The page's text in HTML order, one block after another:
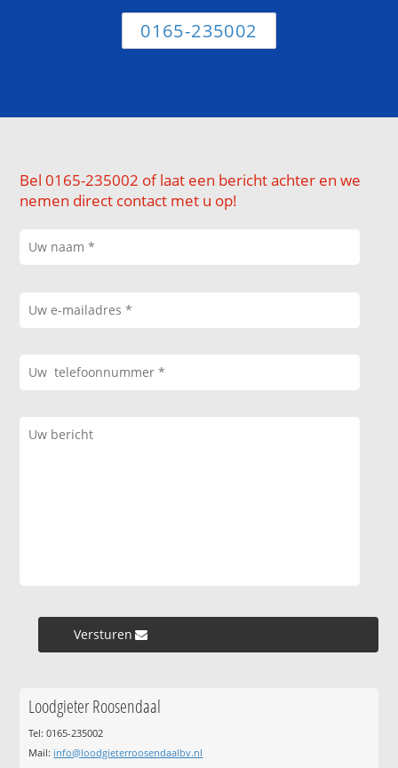
0165-235002
Bel 0165-235002 of laat een bericht achter en we
nemen direct contact met u op!
Versturen »
Loodgieter Roosendaal
Tel: 0165-235002
Mail: info@loodgieterroosendaalbv.nl